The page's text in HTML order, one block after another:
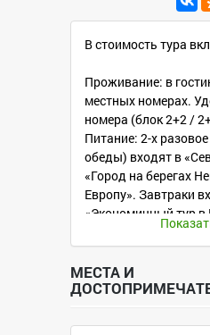
В стоимость тура
Проживание: в
местных номерах.
номера (блок 2+2 /
Питание: 2-х
обеды) входят в
«Город на берегах
Европу». Завтраки
«Экономичный тур в
«Невский
Экскурсионная
Большая обзорная по
«Портрет великого
всадник», Стрелка
МЕСТА И